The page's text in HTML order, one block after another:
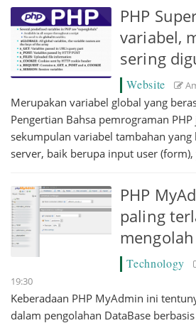
PHP
variabel,
sering
Website
Merupakan variabel global yang
Pengertian Bahsa pemrograman
sekumpulan variabel tambahan yang
server, baik berupa input user
PHP
paling
Technology
19:30
Keberadaan PHP MyAdmin ini
dalam pengolahan DataBase